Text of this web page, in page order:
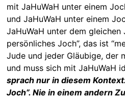
mit JaHuWaH unter einem
und JaHuWaH unter einem
JaHuWaH unter dem
persönliches Joch”, das ist
Jude und jeder Gläubige, der
und muss sich mit JaHuWaH
sprach nur in diesem
Joch”. Nie in einem andern